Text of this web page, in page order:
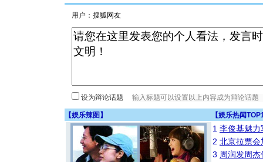
用户：
设为辩论话题
【娱乐辣图 】 【娱乐热闻
1 李俊基魅力
2 北京拉票
3 周润发周